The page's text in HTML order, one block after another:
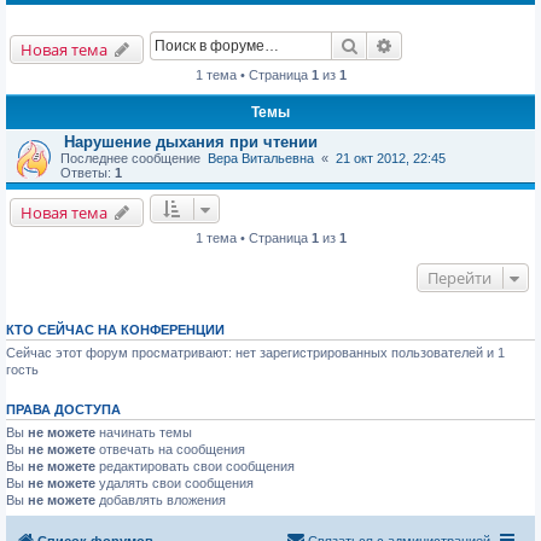
Новая тема Поиск
1 тема • Страница 1 из 1
Темы
Нарушение дыхания при чтении
Последнее сообщение Вера Витальевна « 21 окт 2012, 22:45
Ответы: 1
Новая тема
1 тема • Страница 1 из 1
Перейти
КТО СЕЙЧАС НА КОНФЕРЕНЦИИ
Сейчас этот форум просматривают: нет зарегистрированных пользователей и 1
гость
ПРАВА ДОСТУПА
Вы не можете начинать темы
Вы не можете отвечать на сообщения
Вы не можете редактировать свои сообщения
Вы не можете удалять свои сообщения
Вы не можете добавлять вложения